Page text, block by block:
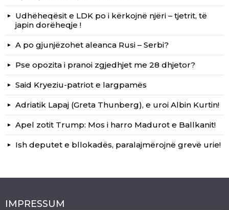
Udhëheqësit e LDK po i kërkojnë njëri – tjetrit, të
japin dorëheqje !
A po gjunjëzohet aleanca Rusi – Serbi?
Pse opozita i pranoi zgjedhjet me 28 dhjetor?
Said Kryeziu-patriot e largpamës
Adriatik Lapaj (Greta Thunberg), e uroi Albin Kurtin!
Apel zotit Trump: Mos i harro Madurot e Ballkanit!
Ish deputet e bllokadës, paralajmërojnë grevë urie!
IMPRESSUM